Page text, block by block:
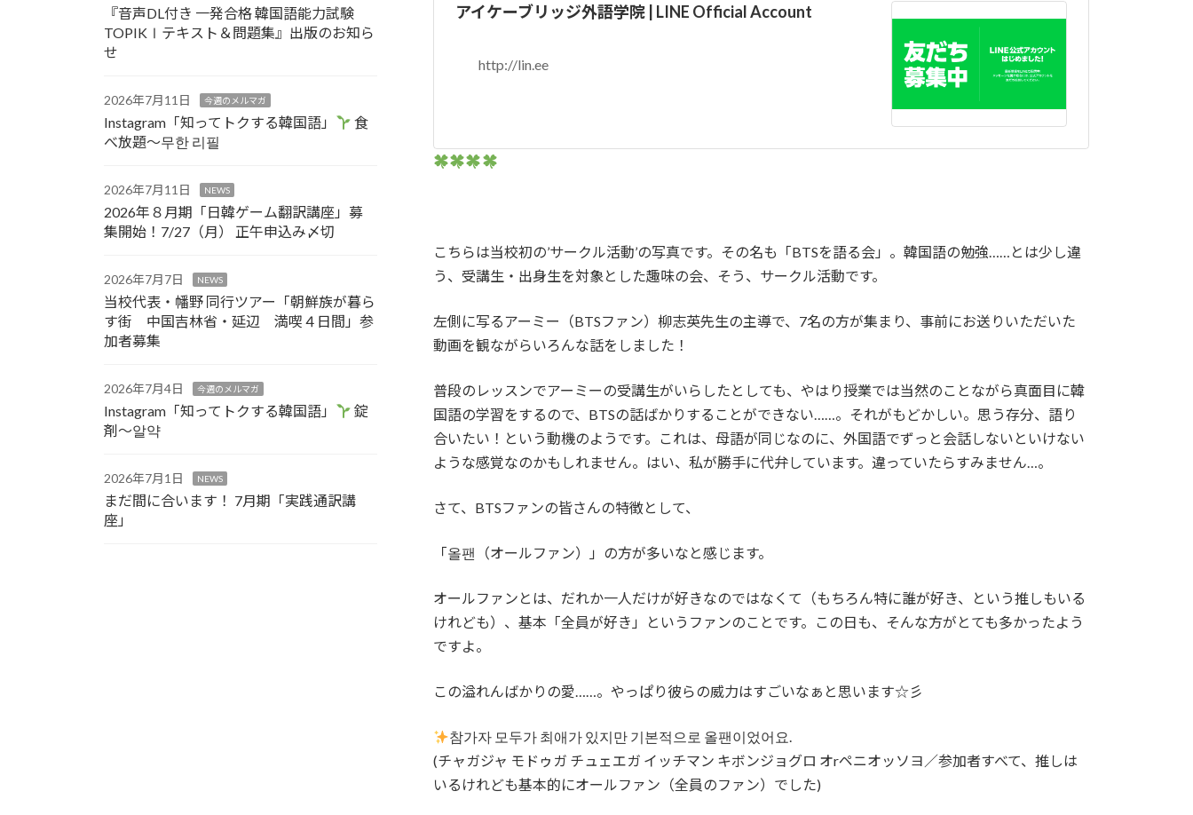
アイケーブリッジ外語学院 | LINE Official Account
http://lin.ee
こちらは当校初の’サークル活動’の写真です。その名も「BTSを語る会」。韓国語の勉強……とは少し違
う、受講生・出身生を対象とした趣味の会、そう、サークル活動です。
左側に写るアーミー（BTSファン）柳志英先生の主導で、7名の方が集まり、事前にお送りいただいた
動画を観ながらいろんな話をしました！
普段のレッスンでアーミーの受講生がいらしたとしても、やはり授業では当然のことながら真面目に韓
国語の学習をするので、BTSの話ばかりすることができない……。それがもどかしい。思う存分、語り
合いたい！という動機のようです。これは、母語が同じなのに、外国語でずっと会話しないといけない
ような感覚なのかもしれません。はい、私が勝手に代弁しています。違っていたらすみません…。
さて、BTSファンの皆さんの特徴として、
「올팬（オールファン）」の方が多いなと感じます。
オールファンとは、だれか一人だけが好きなのではなくて（もちろん特に誰が好き、という推しもいる
けれども）、基本「全員が好き」というファンのことです。この日も、そんな方がとても多かったよう
ですよ。
この溢れんばかりの愛……。やっぱり彼らの威力はすごいなぁと思います☆彡
참가자 모두가 최애가 있지만 기본적으로 올팬이었어요.
(チャガジャ モドゥガ チュェエガ イッチマン キボンジョグロ オrペニオッソヨ／参加者すべて、推しは
いるけれども基本的にオールファン（全員のファン）でした)
『音声DL付き 一発合格 韓国語能力試験
TOPIKⅠテキスト＆問題集』出版のお知ら
せ
2026年7月11日 今週のメルマガ
Instagram「知ってトクする韓国語」
食
べ放題～무한 리필
2026年7月11日 NEWS
2026年８月期「日韓ゲーム翻訳講座」募
集開始！7/27（月） 正午申込み〆切
2026年7月7日 NEWS
当校代表・幡野 同行ツアー「朝鮮族が暮ら
す街 中国吉林省・延辺 満喫４日間」参
加者募集
2026年7月4日 今週のメルマガ
Instagram「知ってトクする韓国語」
錠
剤～알약
2026年7月1日 NEWS
まだ間に合います！ 7月期「実践通訳講
座」